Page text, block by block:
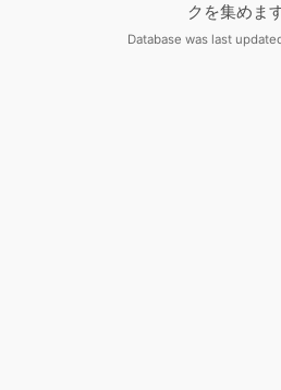
クを集めます
Database was last